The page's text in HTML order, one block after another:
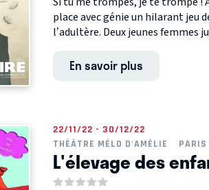
place avec génie un hilarant jeu
l’adultère. Deux jeunes femmes
En savoir plus
22/11/22 - 30/12/22
THÉÂTRE MÉLO D'AMÉLIE
PARIS
L'élevage des